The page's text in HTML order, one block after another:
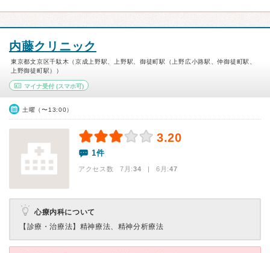
内藤クリニック
東京都文京区千駄木（京成上野駅、上野駅、御徒町駅（上野広小路駅、仲御徒町駅、
上野御徒町駅））
マイナ受付 (スマホ可)
土曜（〜13:00）
3.20
1件
アクセス数 7月:34 | 6月:47
心療内科について
【診療・治療法】 精神療法、精神分析療法